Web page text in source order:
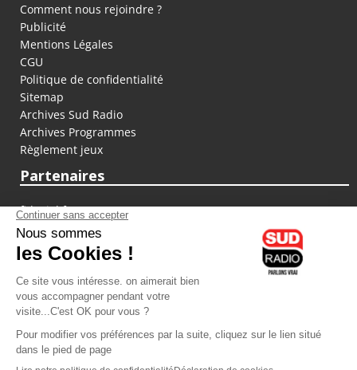
Comment nous rejoindre ?
Publicité
Mentions Légales
CGU
Politique de confidentialité
Sitemap
Archives Sud Radio
Archives Programmes
Règlement jeux
Partenaires
fiducial.fr
lyoncapitale.fr
olympique-et-lyonnais.com
L'application Iphone / Android
Téléchargez l'application
Les cookies